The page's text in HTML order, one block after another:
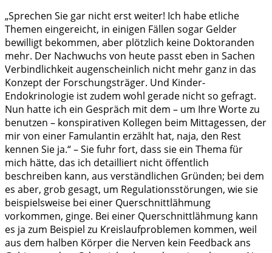
„Sprechen Sie gar nicht erst weiter! Ich habe etliche
Themen eingereicht, in einigen Fällen sogar Gelder
bewilligt bekommen, aber plötzlich keine Doktoranden
mehr. Der Nachwuchs von heute passt eben in Sachen
Verbindlichkeit augenscheinlich nicht mehr ganz in das
Konzept der Forschungsträger. Und Kinder-
Endokrinologie ist zudem wohl gerade nicht so gefragt.
Nun hatte ich ein Gespräch mit dem – um Ihre Worte zu
benutzen – konspirativen Kollegen beim Mittagessen, der
mir von einer Famulantin erzählt hat, naja, den Rest
kennen Sie ja.“ – Sie fuhr fort, dass sie ein Thema für
mich hätte, das ich detailliert nicht öffentlich
beschreiben kann, aus verständlichen Gründen; bei dem
es aber, grob gesagt, um Regulationsstörungen, wie sie
beispielsweise bei einer Querschnittlähmung
vorkommen, ginge. Bei einer Querschnittlähmung kann
es ja zum Beispiel zu Kreislaufproblemen kommen, weil
aus dem halben Körper die Nerven kein Feedback ans